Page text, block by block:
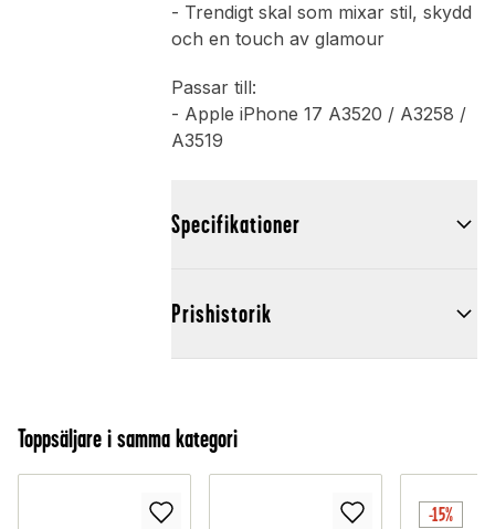
- Trendigt skal som mixar stil, skydd
och en touch av glamour
Passar till:
- Apple iPhone 17 A3520 / A3258 /
A3519
Specifikationer
Prishistorik
Toppsäljare i samma kategori
-15%